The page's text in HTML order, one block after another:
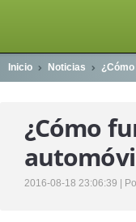
UNIDADES DE VENTA
DESTINO
ASISTENCIA EN RUTA
Inicio Noticias
¿Cómo
2016-08-18 23:06:39 |